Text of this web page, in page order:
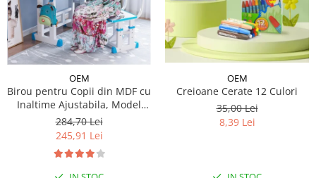
OEM
Birou pentru Copii din MDF cu
Inaltime Ajustabila, Model
Astronaut
284,70 Lei
245,91 Lei
OEM
Creioane Cerate 12 Culori
35,00 Lei
8,39 Lei